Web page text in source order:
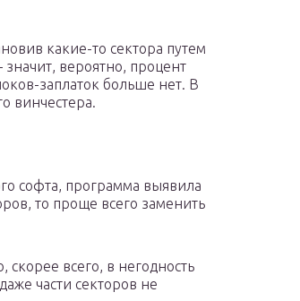
какие-то сектора путем
вероятно, процент
заплаток больше нет. В
винчестера.
софта, программа выявила
то проще всего заменить
скорее всего, в негодность
части секторов не